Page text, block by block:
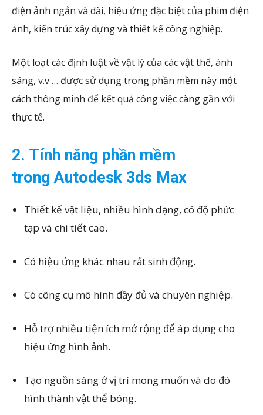
điện ảnh ngắn và dài, hiệu ứng đặc biệt của phim điện
ảnh, kiến ​​trúc xây dựng và thiết kế công nghiệp.
Một loạt các định luật về vật lý của các vật thể, ánh
sáng, v.v … được sử dụng trong phần mềm này một
cách thông minh để kết quả công việc càng gần với
thực tế.
2. Tính năng phần mềm
trong Autodesk 3ds Max
Thiết kế vật liệu, nhiều hình dạng, có độ phức
tạp và chi tiết cao.
Có hiệu ứng khác nhau rất sinh động.
Có công cụ mô hình đầy đủ và chuyên nghiệp.
Hỗ trợ nhiều tiện ích mở rộng để áp dụng cho
hiệu ứng hình ảnh.
Tạo nguồn sáng ở vị trí mong muốn và do đó
hình thành vật thể bóng.